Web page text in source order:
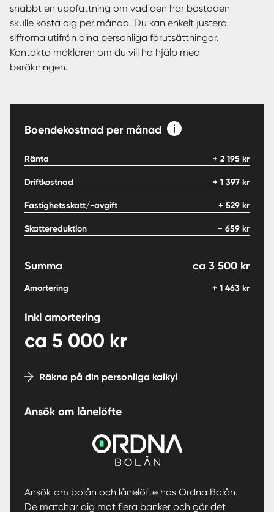
snabbt en uppfattning om vad den här bostaden
skulle kosta dig per månad. Du kan enkelt justera
siffrorna utifrån dina personliga förutsättningar.
Kontakta mäklaren om du vill ha hjälp med
beräkningen.
Boendekostnad per månad
Ränta + 2 195 kr
Driftkostnad + 1 397 kr
Fastighetsskatt/-avgift + 529 kr
Skattereduktion − 659 kr
Summa ca 3 500 kr
Amortering + 1 463 kr
Inkl amortering
ca 5 000 kr
Räkna på din personliga kalkyl
Ansök om lånelöfte
Ansök om bolån och lånelöfte hos Ordna Bolån.
De matchar dig mot flera banker och gör det